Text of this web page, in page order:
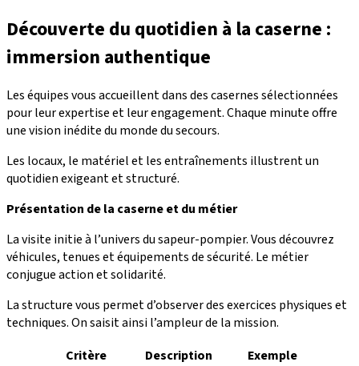
Découverte du quotidien à la caserne :
immersion authentique
Les équipes vous accueillent dans des casernes sélectionnées
pour leur expertise et leur engagement. Chaque minute offre
une vision inédite du monde du secours.
Les locaux, le matériel et les entraînements illustrent un
quotidien exigeant et structuré.
Présentation de la caserne et du métier
La visite initie à l’univers du sapeur-pompier. Vous découvrez
véhicules, tenues et équipements de sécurité. Le métier
conjugue action et solidarité.
La structure vous permet d’observer des exercices physiques et
techniques. On saisit ainsi l’ampleur de la mission.
Critère
Description
Exemple